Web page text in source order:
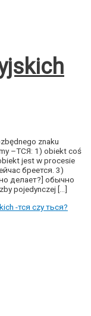
znaku
–ТСЯ: 1) obiekt coś
jest w procesie
бреется. 3)
делает?] обычно
pojedynczej […]
-тся czy ться?